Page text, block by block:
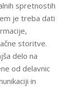
spretnostih
je treba dati
storitve.
delo na
od delavnic
in